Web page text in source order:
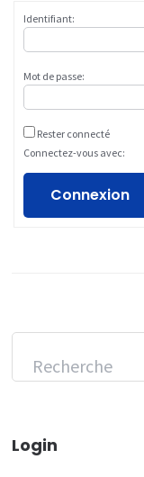
Identifiant:
Mot de passe:
Rester connecté
Connectez-vous avec:
Connexion
Login